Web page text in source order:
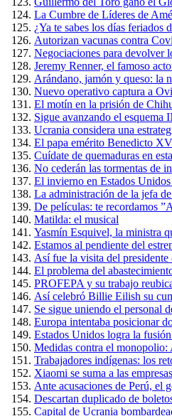
La Cumbre de Líderes de
¿Ya te sabes los días feriados
Autorizan vacunas contra
Negociaciones para devolver
Jeremy Renner, el famoso
Arándano, jamón y queso: la
Nuevo operativo captura a
El motín en la prisión de
Sigue avanzando el esquema
Ucrania considera una
El papa emérito Benedicto
Cuídate de quemaduras en
No cederán las tormentas de
El invierno en Estados
La administración de la jefa
De películas: te recordamos
Matilda: el musical
Yasmín Esquivel, la ministra
Estamos al pendiente del
Así fue la visita del
El problema del
PROFEPA y su trabajo
Así celebró Billie Eilish su
Se sigue uniendo el personal
Europa intentaba posicionar
Estados Unidos logra la
Medidas contra el monopolio:
Trabajadores indígenas: los
Xiaomi se suma a las
Ante acusaciones de Perú, el
Descartan duplicado de
Capital de Ucrania